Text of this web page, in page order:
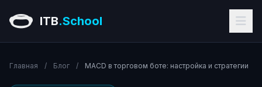
ITB.School
Главная / Блог / MACD в торговом боте: настройка и стратегии